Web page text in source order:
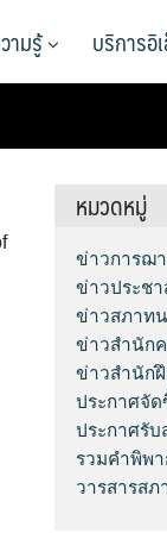
ามรู้ บริการอิ
หมวดหมู่
ข่าวการฌ
ข่าวประช
ข่าวสภาท
ข่าวสำนัก
ข่าวสำนัก
ประกาศจัด
ประกาศรับ
รวมคำพิพ
วารสารส